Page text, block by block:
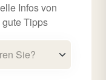
Infos von
Tipps
Sie?